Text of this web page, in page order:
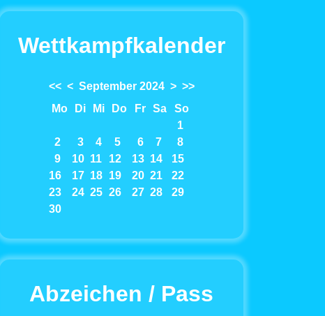
Wettkampfkalender
<< < September 2024 > >>
Mo
Di Mi Do Fr Sa
So
1
2
3 4 5 6 7
8
9
10 11 12 13 14
15
16
17 18 19 20 21
22
23
24 25 26 27 28
29
30
Abzeichen / Pass